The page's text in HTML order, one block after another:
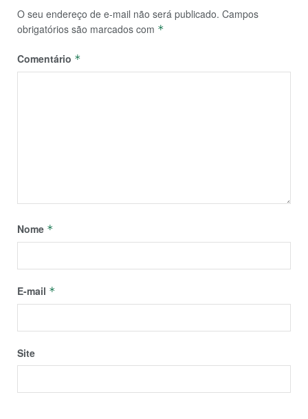
O seu endereço de e-mail não será publicado. Campos
obrigatórios são marcados com *
Comentário *
Nome *
E-mail *
Site